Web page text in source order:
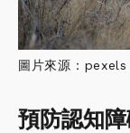
圖片來源：pexels
預防認知